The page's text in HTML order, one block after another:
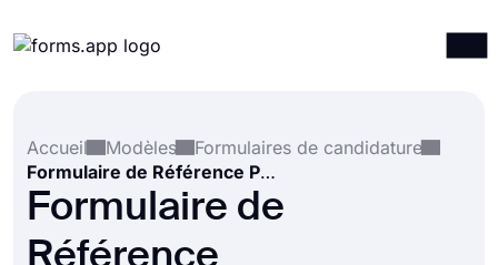
Intégrations
Modèles
Ressources
Accueil
Modèles
Formulaires de candidature
Formulaire de Référence Professionnelle
Formulaire de